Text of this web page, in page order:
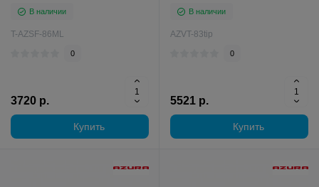
В наличии
T-AZSF-86ML
0
3720 р.
Купить
В наличии
AZVT-83tip
0
5521 р.
Купить